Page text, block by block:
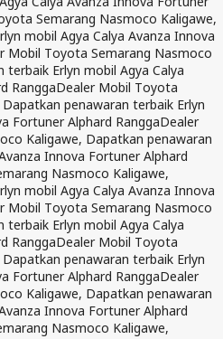
Semarang Nasmoco Kaligawe,
mobil Agya Calya Avanza Innova
Mobil Toyota Semarang Nasmoco
Erlyn mobil Agya Calya
RanggaDealer Mobil Toyota
penawaran terbaik Erlyn
Fortuner Alphard RanggaDealer
Kaligawe, Dapatkan penawaran
Innova Fortuner Alphard
Nasmoco Kaligawe,
mobil Agya Calya Avanza Innova
Mobil Toyota Semarang Nasmoco
Erlyn mobil Agya Calya
RanggaDealer Mobil Toyota
penawaran terbaik Erlyn
Fortuner Alphard RanggaDealer
Kaligawe, Dapatkan penawaran
Innova Fortuner Alphard
Nasmoco Kaligawe,